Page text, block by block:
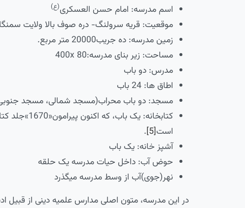
اسم مدرسه: امام حسن العسکری(ع)
موقعیت: قریه سرولنگ- دره صوف بالا ولایت
زمین مدرسه: ده جریب20000 متر مربع.
مساحت: زیر بنای مدرسه:400x 80
مدرس: دو باب
اطاق ها: 24 باب
مسجد: دو باب محراب(مسجد شمالی، مسجد
کتابخانه: یک
است[5]
.
آشپز خانه: یک باب
حوض آب: داخل حیات مدرسه یک حلقه
نهر(جوی)آب از وسط مدرسه می­گذرد
در این مدرسه، متون اصلی مدارس علمیه دینی از قبیل